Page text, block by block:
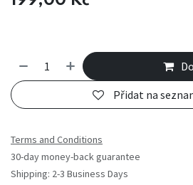
Přidat na
Terms and Conditions
30-day money-back guarantee
Shipping: 2-3 Business Days